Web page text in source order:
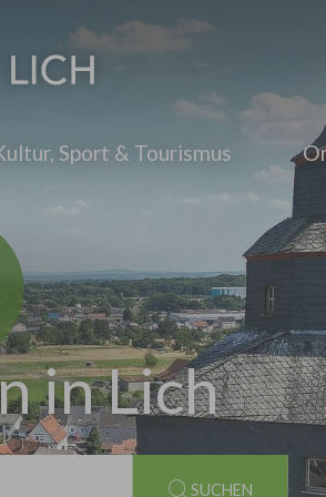
Sport & Tourismus
in Lich